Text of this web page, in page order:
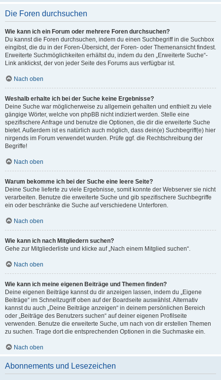
Die Foren durchsuchen
Wie kann ich ein Forum oder mehrere Foren durchsuchen?
Du kannst die Foren durchsuchen, indem du einen Suchbegriff in die Suchbox
eingibst, die du in der Foren-Übersicht, der Foren- oder Themenansicht findest.
Erweiterte Suchmöglichkeiten erhältst du, indem du den „Erweiterte Suche“-
Link anklickst, der von jeder Seite des Forums aus verfügbar ist.
Nach oben
Weshalb erhalte ich bei der Suche keine Ergebnisse?
Deine Suche war möglicherweise zu allgemein gehalten und enthielt zu viele
gängige Wörter, welche von phpBB nicht indiziert werden. Stelle eine
spezifischere Anfrage und benutze die Optionen, die dir die erweiterte Suche
bietet. Außerdem ist es natürlich auch möglich, dass dein(e) Suchbegriff(e) hier
nirgends im Forum verwendet wurden. Prüfe ggf. die Rechtschreibung der
Begriffe!
Nach oben
Warum bekomme ich bei der Suche eine leere Seite?
Deine Suche lieferte zu viele Ergebnisse, somit konnte der Webserver sie nicht
verarbeiten. Benutze die erweiterte Suche und gib spezifischere Suchbegriffe
ein oder beschränke die Suche auf verschiedene Unterforen.
Nach oben
Wie kann ich nach Mitgliedern suchen?
Gehe zur Mitgliederliste und klicke auf „Nach einem Mitglied suchen“.
Nach oben
Wie kann ich meine eigenen Beiträge und Themen finden?
Deine eigenen Beiträge kannst du dir anzeigen lassen, indem du „Eigene
Beiträge“ im Schnellzugriff oben auf der Boardseite auswählst. Alternativ
kannst du auch „Deine Beiträge anzeigen“ in deinem persönlichen Bereich
oder „Beiträge des Benutzers suchen“ auf deiner eigenen Profilseite
verwenden. Benutze die erweiterte Suche, um nach von dir erstellen Themen
zu suchen. Trage dort die entsprechenden Optionen in die Suchmaske ein.
Nach oben
Abonnements und Lesezeichen